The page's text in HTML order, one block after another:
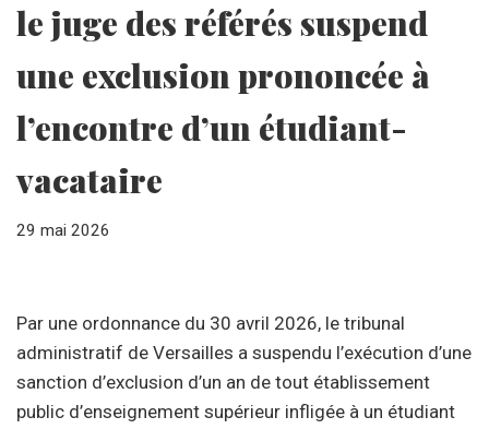
le juge des référés suspend
une exclusion prononcée à
l’encontre d’un étudiant-
vacataire
29 mai 2026
Par une ordonnance du 30 avril 2026, le tribunal
administratif de Versailles a suspendu l’exécution d’une
sanction d’exclusion d’un an de tout établissement
public d’enseignement supérieur infligée à un étudiant